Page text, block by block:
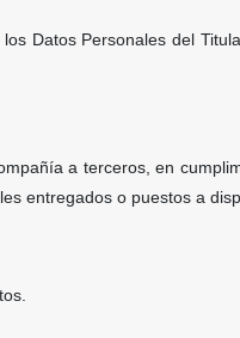
Datos Personales del
a terceros, en
entregados o puestos a